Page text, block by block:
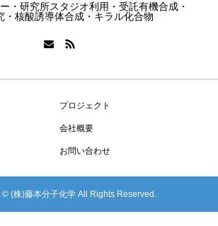
・研究所スタジオ利用・受託有機合成・
・核酸誘導体合成・キラル化合物
プロジェクト
会社概要
お問い合わせ
(株)藤本分子化学 All Rights Reserved.